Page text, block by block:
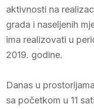
aktivnosti na
grada i naseljenih
ima realizovati u
2019. godine.
Danas u
sa početkom u 11